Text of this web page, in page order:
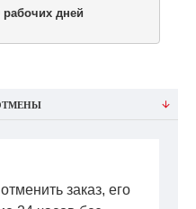
рабочих дней
заказ, его